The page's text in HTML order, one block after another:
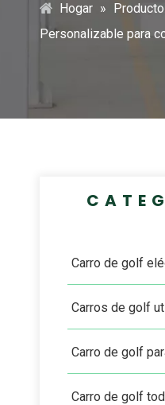
Hogar »
Personalizable para
Carro de golf
Carros de golf
Carro de golf
Carro de golf